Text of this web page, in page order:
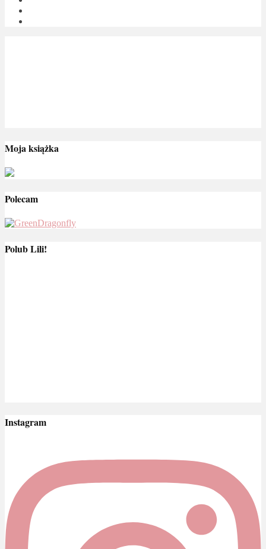
Moja książka
Polecam
Polub Lili!
Instagram